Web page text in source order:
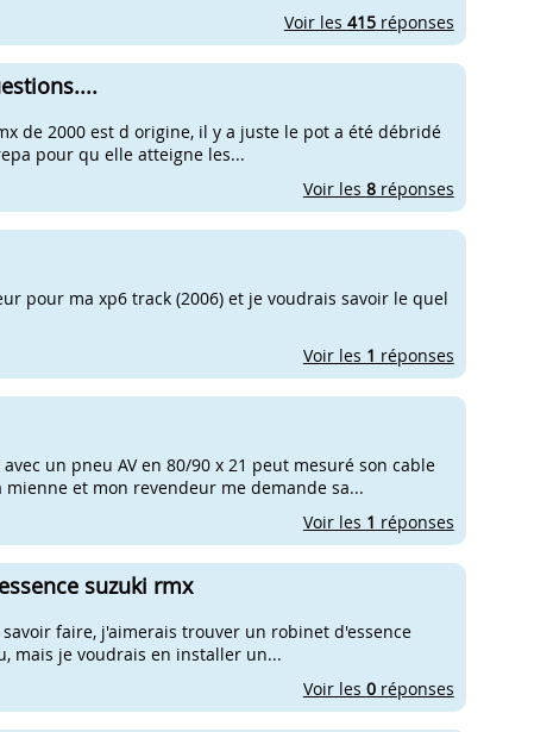
Voir les 415réponses
de 2000 est d origine, il y a juste le pot a été débridé
pour qu elle atteigne les...
Voir les 8réponses
pour ma xp6 track (2006) et je voudrais savoir le quel
Voir les 1 réponses
un pneu AV en 80/90 x 21 peut mesuré son cable
et mon revendeur me demande sa...
Voir les 1 réponses
suzuki rmx
faire, j'aimerais trouver un robinet d'essence
mais je voudrais en installer un...
Voir les 0réponses